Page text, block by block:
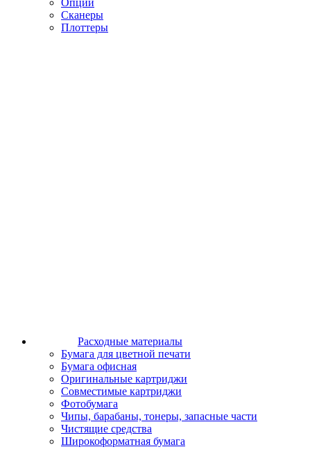
Опции
Сканеры
Плоттеры
Расходные материалы
Бумага для цветной печати
Бумага офисная
Оригинальные картриджи
Совместимые картриджи
Фотобумага
Чипы, барабаны, тонеры, запасные части
Чистящие средства
Широкоформатная бумага